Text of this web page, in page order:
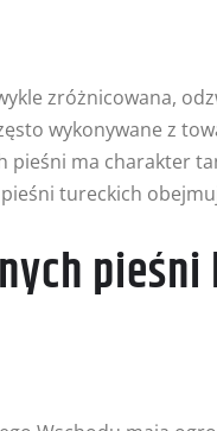
zróżnicowana,
wykonywane z
pieśni ma charakter
tureckich